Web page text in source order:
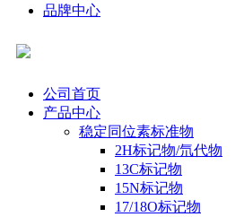
品牌中心
公司首页
产品中心
稳定同位素标准物
2H标记物/氘代物
13C标记物
15N标记物
17/18O标记物